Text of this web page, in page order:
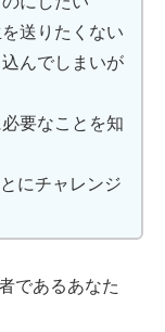
送りたくない
んでしまいが
要なことを知
にチャレンジ
であるあなた